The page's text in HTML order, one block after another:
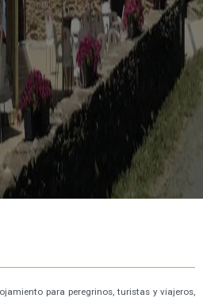
para peregrinos, turistas y viajeros,